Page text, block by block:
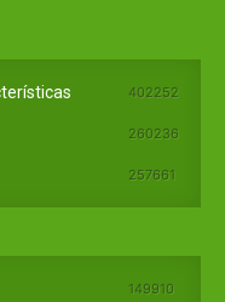
402252
260236
257661
149910